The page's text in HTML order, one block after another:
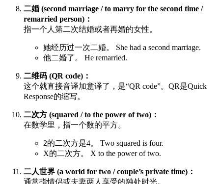
二婚 (second marriage / to marry for the second time /
remarried person)：
指一个人第二次结婚或者再婚的女性。
她经历过一次二婚。 She had a second marriage.
他二婚了。 He remarried.
二维码 (QR code)：
这个就直接音译加意译了，是“QR code”。QR是Quick
Response的缩写。
二次方 (squared / to the power of two)：
在数学里，指一个数的平方。
2的二次方是4。 Two squared is four.
X的二次方。 X to the power of two.
二人世界 (a world for two / couple’s private time)：
通常指情侣或夫妻两人享受的独处时光。